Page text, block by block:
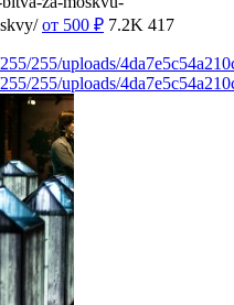
от 500 ₽ 7.2K 417
255/uploads/
255/uploads/